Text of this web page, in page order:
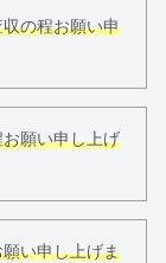
収の程お願い申
願い申し上げ
い申し上げま